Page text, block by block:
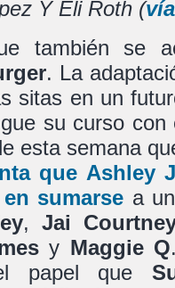
Y Eli Roth (
también se
. La
sitas en un
su curso
esta semana
que Ashley
sumarse a
,Jai
y Maggie Q
papel que